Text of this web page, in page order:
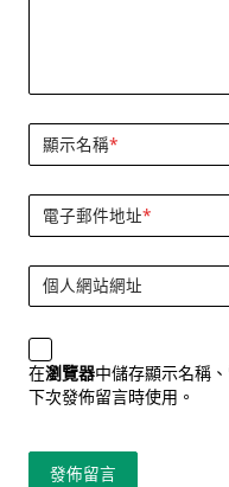
顯示名稱*
電子郵件地址*
個人網站網址
在瀏覽器中儲存顯示名稱
下次發佈留言時使用。